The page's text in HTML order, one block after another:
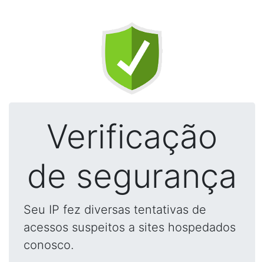
Verificação
de segurança
Seu IP fez diversas tentativas de
acessos suspeitos a sites hospedados
conosco.